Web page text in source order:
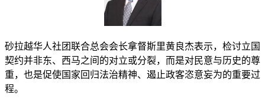
砂拉越华人社团联合总会会长拿督斯里黄良杰表示，检讨立国
契约并非东、西马之间的对立或分裂，而是对民意与历史的尊
重，也是促使国家回归法治精神、遏止政客恣意妄为的重要过
程。